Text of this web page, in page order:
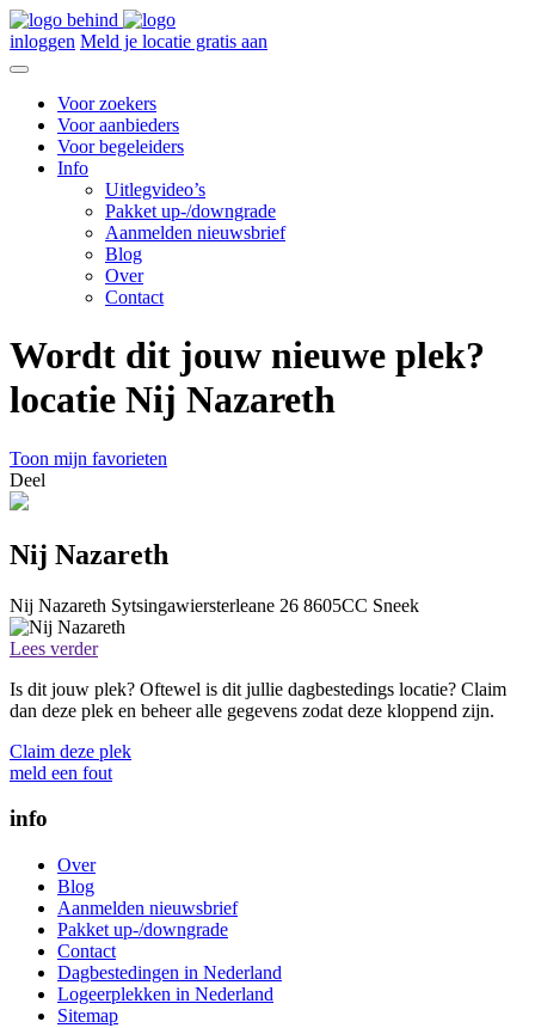
inloggen Meld je locatie gratis aan
Voor zoekers
Voor aanbieders
Voor begeleiders
Info
Uitlegvideo’s
Pakket up-/downgrade
Aanmelden nieuwsbrief
Blog
Over
Contact
Wordt dit jouw nieuwe plek?
locatie Nij Nazareth
Toon mijn favorieten
Deel
Nij Nazareth
Nij Nazareth Sytsingawiersterleane 26 8605CC Sneek
Lees verder
Is dit jouw plek? Oftewel is dit jullie dagbestedings locatie? Claim
dan deze plek en beheer alle gegevens zodat deze kloppend zijn.
Claim deze plek
meld een fout
info
Over
Blog
Aanmelden nieuwsbrief
Pakket up-/downgrade
Contact
Dagbestedingen in Nederland
Logeerplekken in Nederland
Sitemap